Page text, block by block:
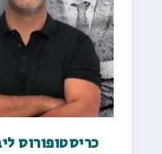
כריסטופורוס